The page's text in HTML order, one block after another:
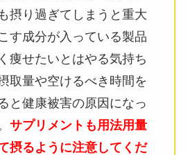
摂り過ぎてしまうと重大
す成分が入っている製品
痩せたいとはやる気持ち
取量や空けるべき時間を
と健康被害の原因になっ
サプリメントも用法用量
摂るように注意してくだ